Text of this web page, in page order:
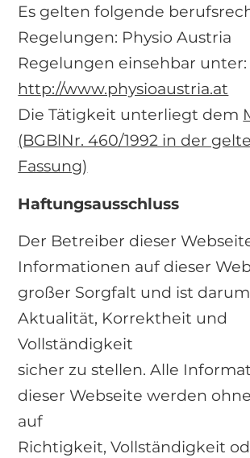
Es gelten folgende
Regelungen: Physio Austria
Regelungen einsehbar unter:
http://www.physioaustria.at
Die Tätigkeit unterliegt dem
(BGBlNr. 460/1992 in der
Fassung)
Haftungsausschluss
Der Betreiber dieser
Informationen auf dieser
großer Sorgfalt und ist
Aktualität, Korrektheit und
Vollständigkeit
sicher zu stellen. Alle
dieser Webseite werden
auf
Richtigkeit, Vollständigkeit